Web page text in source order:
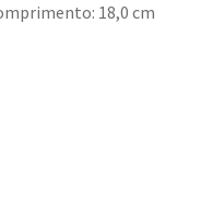
18,0 cm